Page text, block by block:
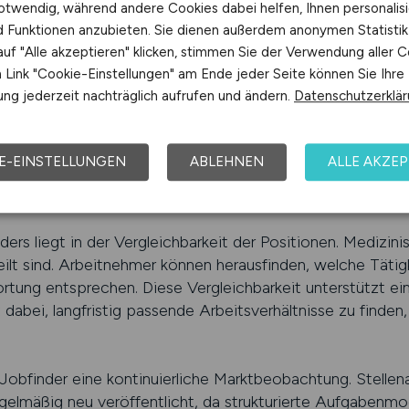
schnell zu identifizieren und die
nach klar abgegrenzten Aufgabenbereichen
wichtig.
ist auf den medizinischen Arbeitsmarkt
Arbeitnehmer können sich gezielt auf
Aufgabenprofile erkennen lassen. Durch diese
macht und die Jobsuche deutlich vereinfacht.
ihre Suche gezielt steuern.
liegt in der Vergleichbarkeit der Positionen.
sind. Arbeitnehmer können herausfinden, welche
entsprechen. Diese Vergleichbarkeit unterstützt
langfristig passende Arbeitsverhältnisse zu
eine kontinuierliche Marktbeobachtung.
neu veröffentlicht, da strukturierte
während andere Cookies dabei helfen, Ihnen
Funktionen anzubieten. Sie dienen außerdem anonymen
"Alle akzeptieren" klicken, stimmen Sie der Verwendung aller
"Cookie-Einstellungen" am Ende jeder Seite können Sie Ihre
jederzeit nachträglich aufrufen und ändern.
EINSTELLUNGEN ABLEHNEN ALLE